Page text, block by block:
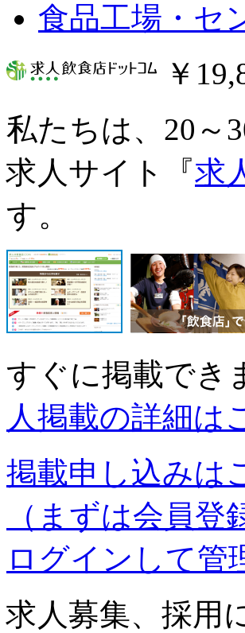
食品工場・セ
￥
私たちは、20～
求人サイト『求
す。
すぐに掲載でき
人掲載の詳細は
掲載申し込みは
（まずは会員
ログインして管
求人募集、採用